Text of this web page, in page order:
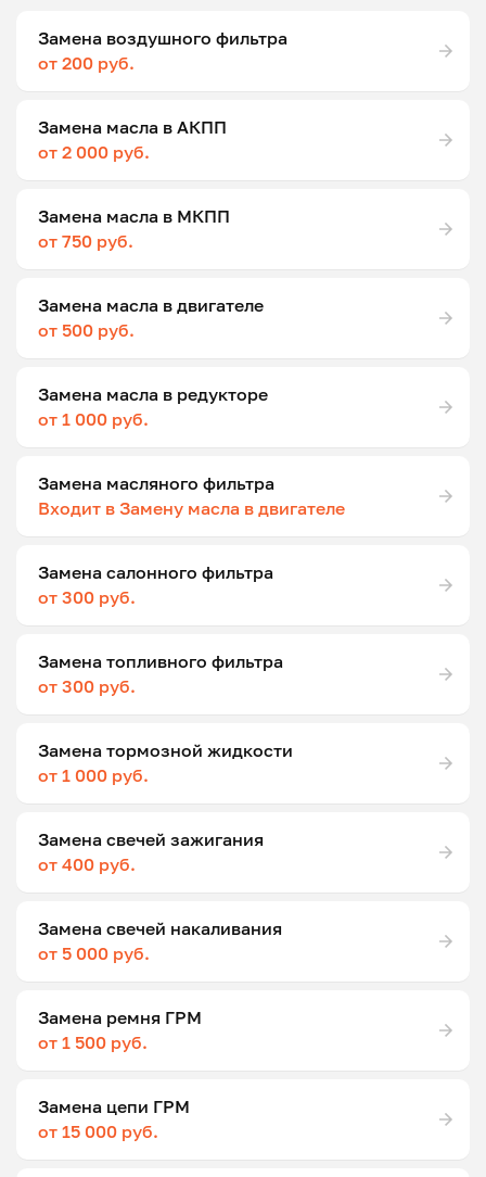
Замена воздушного фильтра
от 200 руб.
Замена масла в АКПП
от 2 000 руб.
Замена масла в МКПП
от 750 руб.
Замена масла в двигателе
от 500 руб.
Замена масла в редукторе
от 1 000 руб.
Замена масляного фильтра
Входит в Замену масла в двигателе
Замена салонного фильтра
от 300 руб.
Замена топливного фильтра
от 300 руб.
Замена тормозной жидкости
от 1 000 руб.
Замена свечей зажигания
от 400 руб.
Замена свечей накаливания
от 5 000 руб.
Замена ремня ГРМ
от 1 500 руб.
Замена цепи ГРМ
от 15 000 руб.